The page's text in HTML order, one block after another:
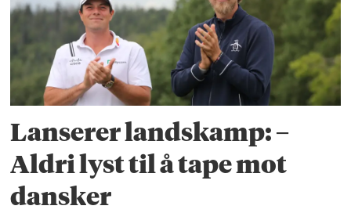
Lanserer landskamp: –
Aldri lyst til å tape mot
dansker